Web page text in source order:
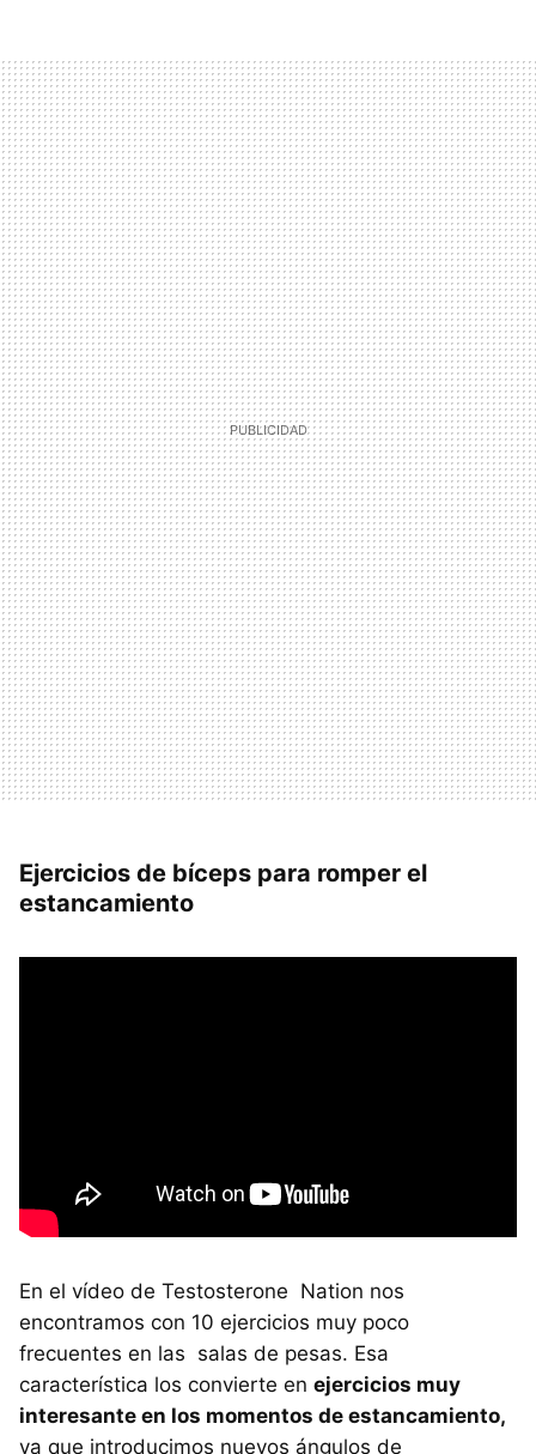
Ejercicios de bíceps para romper el
estancamiento
En el vídeo de Testosterone Nation nos
encontramos con 10 ejercicios muy poco
frecuentes en las salas de pesas. Esa
característica los convierte en ejercicios muy
interesante en los momentos de estancamiento,
ya que introducimos nuevos ángulos de